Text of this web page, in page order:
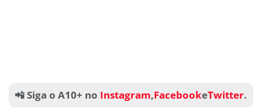
📲 Siga o A10+ no Instagram,FacebookeTwitter.